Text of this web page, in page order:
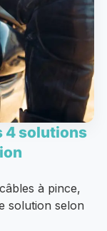
4 solutions
à pince,
solution selon